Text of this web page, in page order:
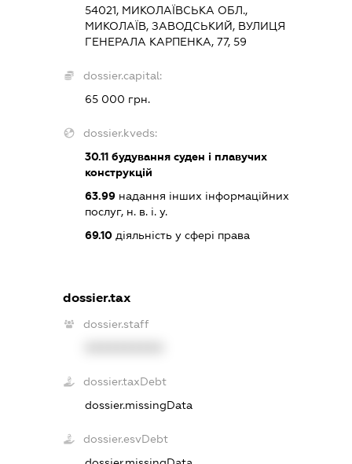
54021, МИКОЛАЇВСЬКА ОБЛ.,
МИКОЛАЇВ, ЗАВОДСЬКИЙ, ВУЛИЦЯ
ГЕНЕРАЛА КАРПЕНКА, 77, 59
dossier.capital:
65 000 грн.
dossier.kveds:
30.11будування суден і плавучих
конструкцій
63.99надання інших інформаційних
послуг, н. в. і. у.
69.10діяльність у сфері права
dossier.tax
dossier.staff
dossier.taxDebt
dossier.missingData
dossier.esvDebt